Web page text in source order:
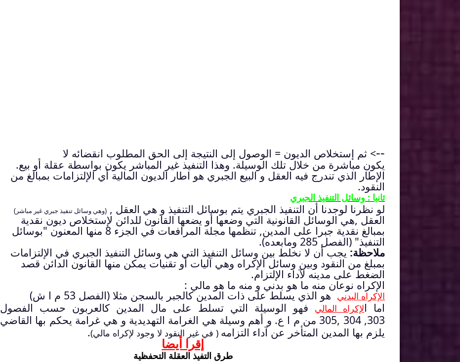
--> ثم إستخلاص الديون = الوصول إلى النتيجة إلى الحق المطلوب انقضائه لا
يكون مباشرة من خلال تلك الوسيلة. وهذا التنفيذ غير المباشر يكون بواسطة عقلة أو بيع.
الإطار الذي تندرج فيه العقل و البيع الجبري هو اطار الديون المالية أي الإلتزامات بمبالغ من
النقود.
ثانيا : وسائل التنفيذ الجبري
لو نظرنا لوجدنا أن التنفيذ الجبري يتم بوسائل التنفيذ و هي العقل , (وهي وسائل تنفيذ جبري غير مباشر)
العقل ,هي الوسائل القانونية التي وضعها أو يضعها القانون للدائن لإستخلاص ديون نقدية
بمبالغ نقدية جبرا على المدين, تنظمها مجلة المرافعات في الجزء 8 منها المعنون "بوسائل
التنفيذ" (الفصل 285 ومابعده).
ملاحظة: يجب أن لا نخلط بين وسائل التنفيذ التي هي وسائل التنفيذ الجبري في الإلتزامات
بمبلغ من النقود وبين وسائل الإكراه وهي آليات أو تقنيات يمكن منها القانون الدائن قصد
الضغط على مدينه لآداء الإلتزام.
الإكراه نوعان منه ما هو بدني و منه ما هو مالي :
الإكراه البدني هو الذي يسلط على ذات المدين كالجبر بالسجن مثلا (الفصل 53 م ا ش)
اما الإكراه المالي
فهو الوسيلة التي تسلط على مال المدين كالعربون حسب الفصول
303, 304 ,305 من م ا ع. و أهم وسيلة هي الغرامة التهديدية و هي غرامة يحكم بها القاضي
يلزم بها المدين المتأخر عن آداء التزامه ( في غير النقود لا وجود لإكراه مالي).
إقرا أيضا
طرق التفيذ العقلة التحفظية